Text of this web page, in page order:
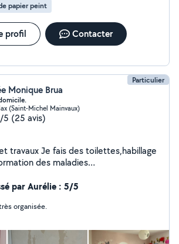
papier peint
profil Contacter
Particulier
Monique Brua
(Saint-Michel Mainvaux)
5 (25 avis)
toilettes,habillage
Attestation délivrée en 2010 Je
occasionnelle d'enfants que soit
(nourrissons) je fais des
par Aurélie : 5/5
organisée.